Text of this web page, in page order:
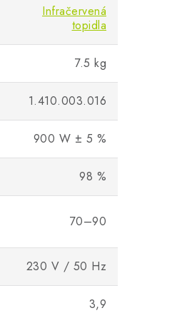
Infračervená
topidla
7.5 kg
1.410.003.016
900 W ± 5 %
98 %
70–90
230 V / 50 Hz
3,9